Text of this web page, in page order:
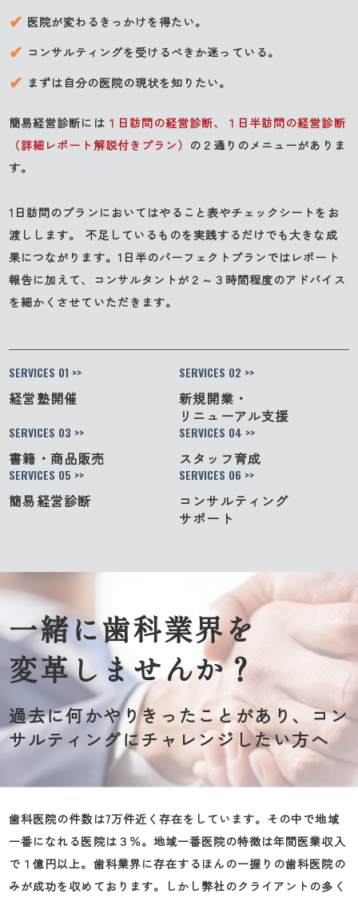
医院が変わるきっかけを得たい。
コンサルティングを受けるべきか迷っている。
まずは自分の医院の現状を知りたい。
簡易経営診断には １日訪問の経営診断、１日半訪問の経営診断
（詳細レポート解説付きプラン） の２通りのメニューがありま
す。
1日訪問のプランにおいてはやること表やチェックシートをお
渡しします。 不足しているものを実践するだけでも大きな成
果につながります。1日半のパーフェクトプランではレポート
報告に加えて、コンサルタントが２～３時間程度のアドバイス
を細かくさせていただきます。
SERVICES 01 >>
経営塾開催
SERVICES 02 >>
新規開業・
リニューアル支援
SERVICES 03 >>
書籍・商品販売
SERVICES 04 >>
スタッフ育成
SERVICES 05 >>
簡易経営診断
SERVICES 06 >>
コンサルティング
サポート
一緒に歯科業界を
変革しませんか？
過去に何かやりきったことがあり、コン
サルティングにチャレンジしたい方へ
歯科医院の件数は7万件近く存在をしています。その中で地域
一番になれる医院は３％。地域一番医院の特徴は年間医業収入
で１億円以上。歯科業界に存在するほんの一握りの歯科医院の
みが成功を収めております。しかし弊社のクライアントの多く